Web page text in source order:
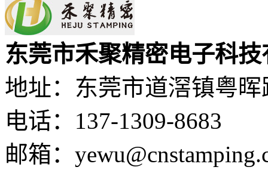
东莞市禾聚精密电子科
地址：东莞市道滘镇粤晖
电话：137-1309-8683
邮箱：